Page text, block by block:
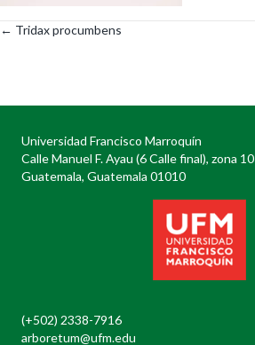
Posts
← Tridax procumbens
Universidad Francisco Marroquín
Calle Manuel F. Ayau (6 Calle final), zona 10
Guatemala, Guatemala 01010
(+502) 2338-7916
arboretum@ufm.edu